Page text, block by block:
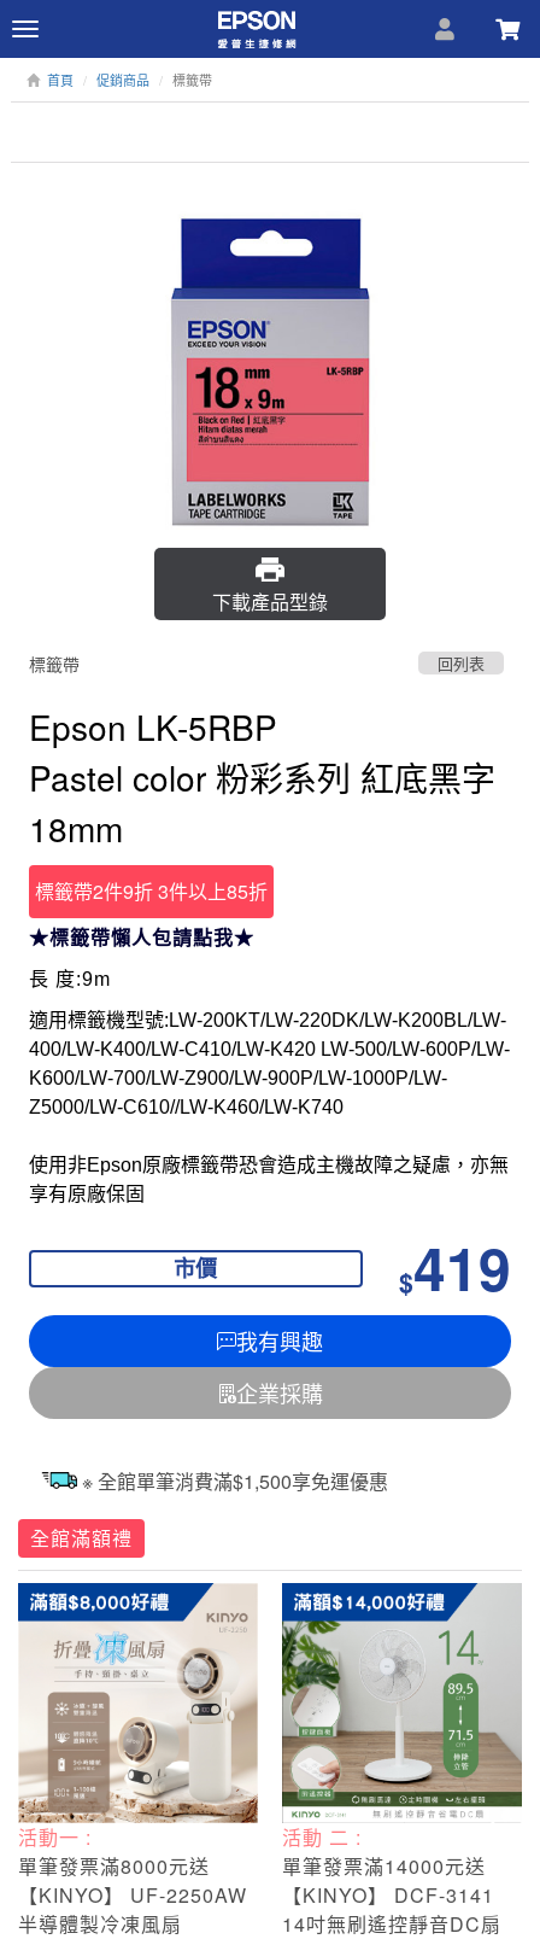
Toggle
navigation
首頁 促銷商品 標籤帶
下載產品型錄
標籤帶 回列表
Epson LK-5RBP
Pastel color 粉彩系列 紅底黑字
18mm
標籤帶2件9折 3件以上85折
★標籤帶懶人包請點我★
長 度:9m
適用標籤機型號:LW-200KT/LW-220DK/LW-K200BL/LW-
400/LW-K400/LW-C410/LW-K420 LW-500/LW-600P/LW-
K600/LW-700/LW-Z900/LW-900P/LW-1000P/LW-
Z5000/LW-C610//LW-K460/LW-K740
使用非Epson原廠標籤帶恐會造成主機故障之疑慮，亦無
享有原廠保固
市價 $419
我有興趣
企業採購
※ 全館單筆消費滿$1,500享免運優惠
全館滿額禮
活動一 :
單筆發票滿8000元送
【KINYO】 UF-2250AW
半導體製冷凍風扇
活動 二 :
單筆發票滿14000元送
【KINYO】 DCF-3141
14吋無刷遙控靜音DC扇